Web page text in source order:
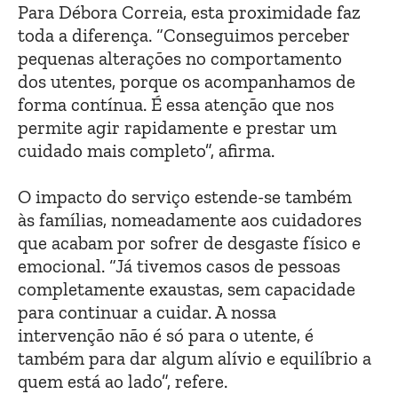
Para Débora Correia, esta proximidade faz
toda a diferença. “Conseguimos perceber
pequenas alterações no comportamento
dos utentes, porque os acompanhamos de
forma contínua. É essa atenção que nos
permite agir rapidamente e prestar um
cuidado mais completo”, afirma.
O impacto do serviço estende-se também
às famílias, nomeadamente aos cuidadores
que acabam por sofrer de desgaste físico e
emocional. “Já tivemos casos de pessoas
completamente exaustas, sem capacidade
para continuar a cuidar. A nossa
intervenção não é só para o utente, é
também para dar algum alívio e equilíbrio a
quem está ao lado”, refere.